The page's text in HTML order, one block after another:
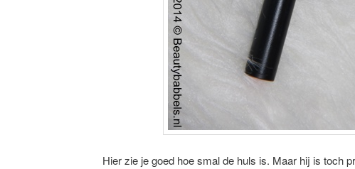
Hier zie je goed hoe smal de huls is. Maar hij is toch